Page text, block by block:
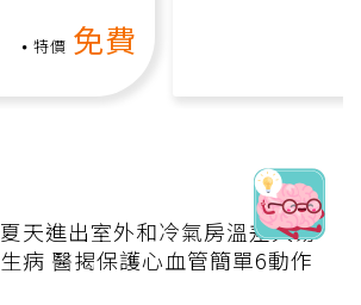
特價 免費
夏天進出室外和冷氣房溫差大易
生病 醫揭保護心血管簡單6動作